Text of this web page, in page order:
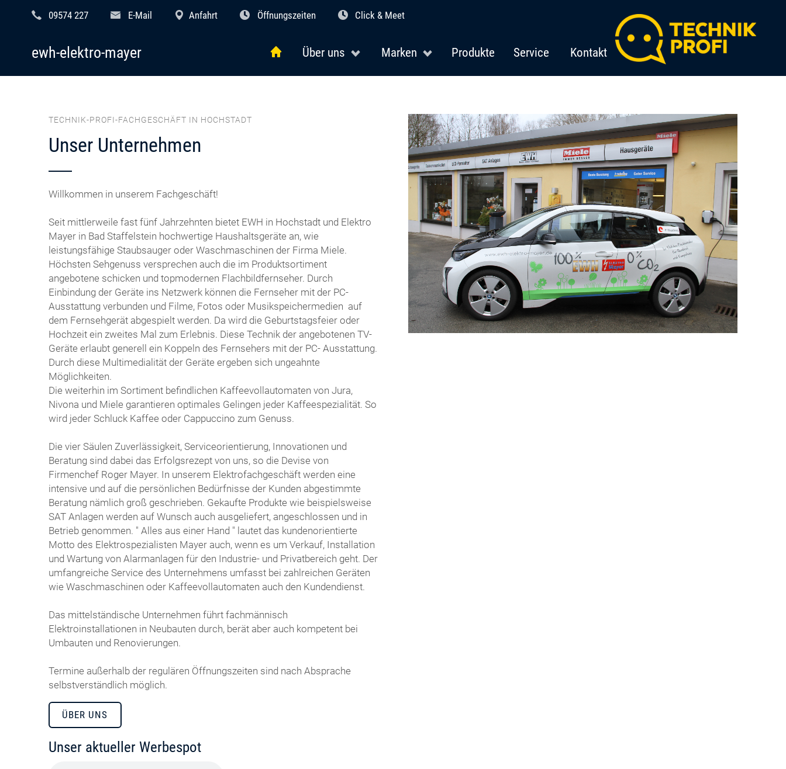
09574 227 E-Mail Anfahrt Öffnungszeiten Click & Meet
Über uns Marken Produkte Service Kontakt
ewh-elektro-mayer
TECHNIK-PROFI-FACHGESCHÄFT IN HOCHSTADT
Unser Unternehmen
Willkommen in unserem Fachgeschäft!
​Seit mittlerweile fast fünf Jahrzehnten bietet EWH in Hochstadt und Elektro
Mayer in Bad Staffelstein hochwertige Haushaltsgeräte an, wie
leistungsfähige Staubsauger oder Waschmaschinen der Firma Miele.
Höchsten Sehgenuss versprechen auch die im Produktsortiment
angebotene schicken und topmodernen Flachbildfernseher. Durch
Einbindung der Geräte ins Netzwerk können die Fernseher mit der PC-
Ausstattung verbunden und Filme, Fotos oder Musikspeichermedien auf
dem Fernsehgerät abgespielt werden. Da wird die Geburtstagsfeier oder
Hochzeit ein zweites Mal zum Erlebnis. Diese Technik der angebotenen TV-
Geräte erlaubt generell ein Koppeln des Fernsehers mit der PC- Ausstattung.
Durch diese Multimedialität der Geräte ergeben sich ungeahnte
Möglichkeiten.
​Die weiterhin im Sortiment befindlichen Kaffeevollautomaten von Jura,
Nivona und Miele garantieren optimales Gelingen jeder Kaffeespezialität. So
wird jeder Schluck Kaffee oder Cappuccino zum Genuss.
​Die vier Säulen Zuverlässigkeit, Serviceorientierung, Innovationen und
Beratung sind dabei das Erfolgsrezept von uns, so die Devise von
Firmenchef Roger Mayer. In unserem Elektrofachgeschäft werden eine
intensive und auf die persönlichen Bedürfnisse der Kunden abgestimmte
Beratung nämlich groß geschrieben. Gekaufte Produkte wie beispielsweise
SAT Anlagen werden auf Wunsch auch ausgeliefert, angeschlossen und in
Betrieb genommen. " Alles aus einer Hand " lautet das kundenorientierte
Motto des Elektrospezialisten Mayer auch, wenn es um Verkauf, Installation
und Wartung von Alarmanlagen für den Industrie- und Privatbereich geht. Der
umfangreiche Service des Unternehmens umfasst bei zahlreichen Geräten
wie Waschmaschinen oder Kaffeevollautomaten auch den Kundendienst.
​Das mittelständische Unternehmen führt fachmännisch
Elektroinstallationen in Neubauten durch, berät aber auch kompetent bei
Umbauten und Renovierungen.
​Termine außerhalb der regulären Öffnungszeiten sind nach Absprache
selbstverständlich möglich.
ÜBER UNS
Unser aktueller Werbespot